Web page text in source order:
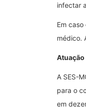
infectar
Em
médico.
Atuação
A SES-
para o
em